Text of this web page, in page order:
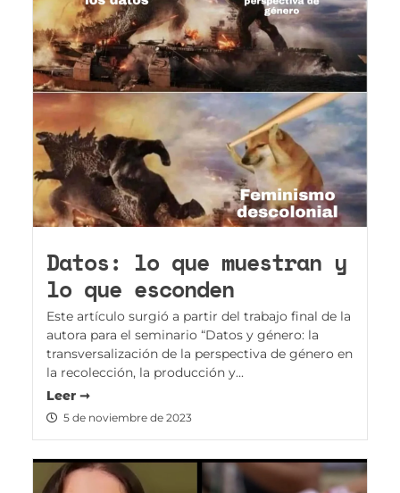
Datos: lo que muestran y
lo que esconden
Este artículo surgió a partir del trabajo final de la
autora para el seminario “Datos y género: la
transversalización de la perspectiva de género en
la recolección, la producción y...
Leer ➞
5 de noviembre de 2023